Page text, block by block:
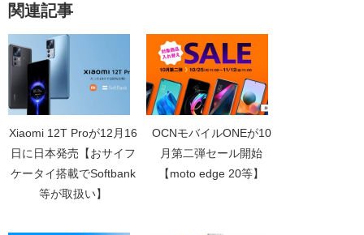
関連記事
Xiaomi 12T Proが12月16
日に日本発売【おサイフ
ケータイ搭載でSoftbank
等が取扱い】
OCNモバイルONEが10
月第二弾セール開始
【moto edge 20等】